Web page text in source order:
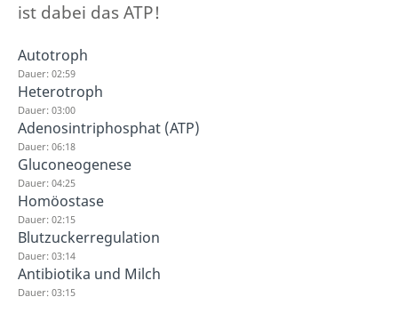
ist dabei das ATP!
Autotroph
Dauer: 02:59
Heterotroph
Dauer: 03:00
Adenosintriphosphat (ATP)
Dauer: 06:18
Gluconeogenese
Dauer: 04:25
Homöostase
Dauer: 02:15
Blutzuckerregulation
Dauer: 03:14
Antibiotika und Milch
Dauer: 03:15